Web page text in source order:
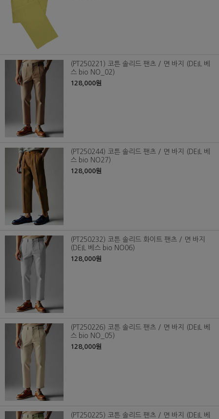
(PT250221) 코튼 솔리드 팬츠 / 면 바지 (DEIL 베
스 bio NO_02)
128,000원
(PT250244) 코튼 솔리드 팬츠 / 면 바지 (DEIL 베
스 bio NO27)
128,000원
(PT250232) 코튼 솔리드 화이트 팬츠 / 면 바지
(DEIL 베스 bio NO06)
128,000원
(PT250226) 코튼 솔리드 팬츠 / 면 바지 (DEIL 베
스 bio NO_05)
128,000원
(PT250225) 코튼 솔리드 팬츠 / 면 바지 (DEIL 베